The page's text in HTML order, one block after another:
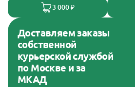
3 000 ₽
Доставляем заказы
собственной
курьерской службой
по Москве и за
МКАД